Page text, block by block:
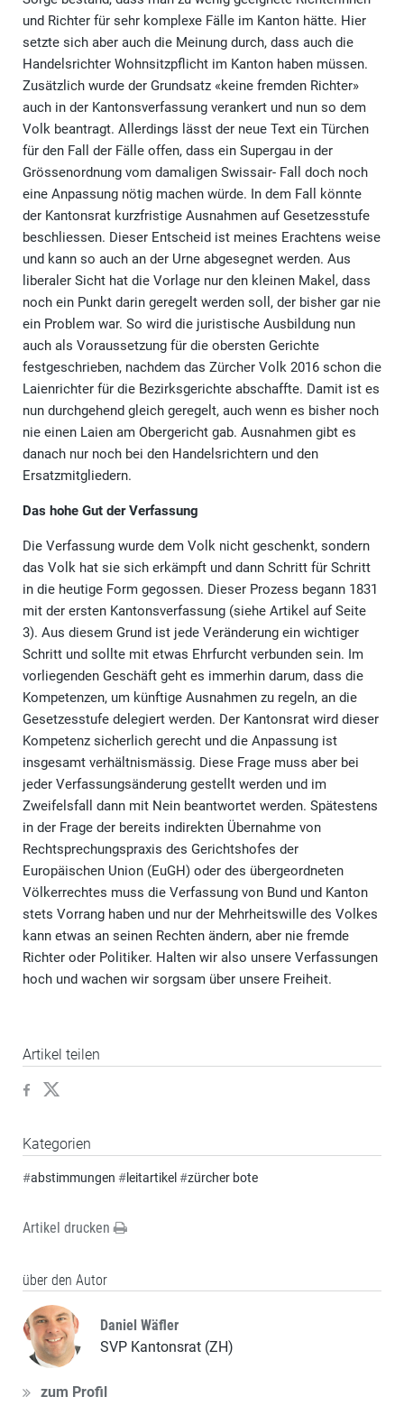
und Richter für sehr komplexe Fälle im Kanton hätte. Hier
setzte sich aber auch die Meinung durch, dass auch die
Handelsrichter Wohnsitzpflicht im Kanton haben müssen.
Zusätzlich wurde der Grundsatz «keine fremden Richter»
auch in der Kantonsverfassung verankert und nun so dem
Volk beantragt. Allerdings lässt der neue Text ein Türchen
für den Fall der Fälle offen, dass ein Supergau in der
Grössenordnung vom damaligen Swissair- Fall doch noch
eine Anpassung nötig machen würde. In dem Fall könnte
der Kantonsrat kurzfristige Ausnahmen auf Gesetzesstufe
beschliessen. Dieser Entscheid ist meines Erachtens weise
und kann so auch an der Urne abgesegnet werden. Aus
liberaler Sicht hat die Vorlage nur den kleinen Makel, dass
noch ein Punkt darin geregelt werden soll, der bisher gar nie
ein Problem war. So wird die juristische Ausbildung nun
auch als Voraussetzung für die obersten Gerichte
festgeschrieben, nachdem das Zürcher Volk 2016 schon die
Laienrichter für die Bezirksgerichte abschaffte. Damit ist es
nun durchgehend gleich geregelt, auch wenn es bisher noch
nie einen Laien am Obergericht gab. Ausnahmen gibt es
danach nur noch bei den Handelsrichtern und den
Ersatzmitgliedern.
Das hohe Gut der Verfassung
Die Verfassung wurde dem Volk nicht geschenkt, sondern
das Volk hat sie sich erkämpft und dann Schritt für Schritt
in die heutige Form gegossen. Dieser Prozess begann 1831
mit der ersten Kantonsverfassung (siehe Artikel auf Seite
3). Aus diesem Grund ist jede Veränderung ein wichtiger
Schritt und sollte mit etwas Ehrfurcht verbunden sein. Im
vorliegenden Geschäft geht es immerhin darum, dass die
Kompetenzen, um künftige Ausnahmen zu regeln, an die
Gesetzesstufe delegiert werden. Der Kantonsrat wird dieser
Kompetenz sicherlich gerecht und die Anpassung ist
insgesamt verhältnismässig. Diese Frage muss aber bei
jeder Verfassungsänderung gestellt werden und im
Zweifelsfall dann mit Nein beantwortet werden. Spätestens
in der Frage der bereits indirekten Übernahme von
Rechtsprechungspraxis des Gerichtshofes der
Europäischen Union (EuGH) oder des übergeordneten
Völkerrechtes muss die Verfassung von Bund und Kanton
stets Vorrang haben und nur der Mehrheitswille des Volkes
kann etwas an seinen Rechten ändern, aber nie fremde
Richter oder Politiker. Halten wir also unsere Verfassungen
hoch und wachen wir sorgsam über unsere Freiheit.
Artikel teilen
Kategorien
#abstimmungen #leitartikel#zürcher bote
Artikel drucken
über den Autor
Daniel Wäfler
SVP Kantonsrat (ZH)
zum Profil